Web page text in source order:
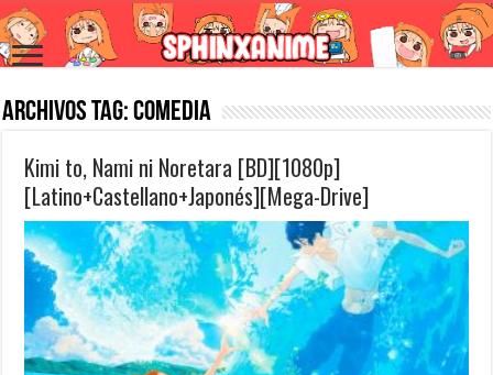
Archivos Tag:Comedia
Kimi to, Nami ni Noretara [BD][1080p]
[Latino+Castellano+Japonés][Mega-Drive]